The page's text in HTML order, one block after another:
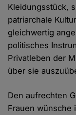
Kleidungsstück,
patriarchale
gleichwertig
politisches
Privatleben der
über sie
Den aufrechten
Frauen wünsche